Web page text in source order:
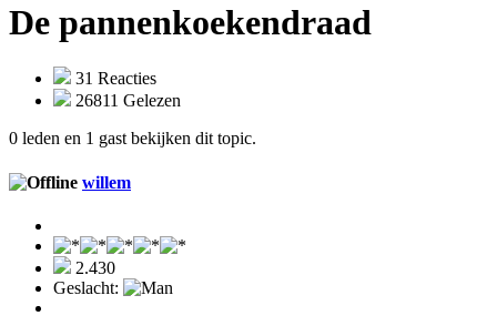
De pannenkoekendraad
31 Reacties
26811 Gelezen
0 leden en 1 gast bekijken dit topic.
willem
2.430
Geslacht: